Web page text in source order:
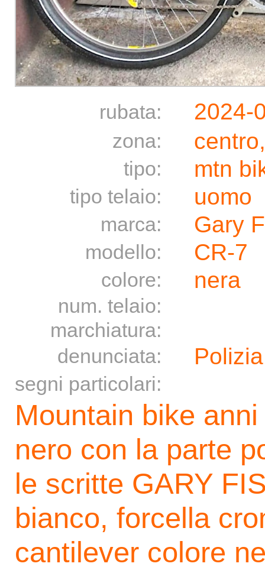
rubata: 2024-
zona:
tipo: mtn
tipo telaio: uomo
marca: Gary
modello: CR-7
colore: nera
num. telaio:
marchiatura:
denunciata:
segni particolari:
Mountain bike
nero con la parte
le scritte GARY
bianco, forcella
cantilever colore